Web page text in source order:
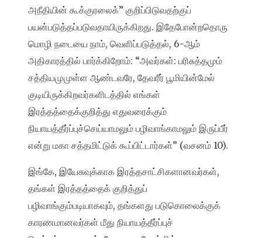
அநீதியின் கூக்குரலைக்” குறிப்பிடுவதற்குப்
பயன்படுத்தப்படுவதாயிருக்கிறது. இதேபோன்றதொரு
மொழி நடையை நாம், வெளிப்படுத்தல், 6-ஆம்
அதிகாரத்தில் பார்க்கிறோம்: “அவர்கள்: பரிசுத்தமும்
சத்தியமுமுள்ள ஆண்டவரே, தேவரீர் பூமியின்மேல்
குடியிருக்கிறவர்களிடத்தில் எங்கள்
இரத்தத்தைக்குறித்து எதுவரைக்கும்
நியாயத்தீர்ப்புச்செய்யாமலும் பழிவாங்காமலும் இருப்பீர்
என்று மகா சத்தமிட்டுக் கூப்பிட்டார்கள்” (வசனம் 10).
இங்கே, இயேசுவுக்காக இரத்தசாட்சிகளானவர்கள்,
தங்கள் இரத்தத்தைக் குறித்துப்
பழிவாங்கும்படியாகவும், தங்களது படுகொலைக்குக்
காரணமானவர்கள் மீது நியாயத்தீர்ப்புச்